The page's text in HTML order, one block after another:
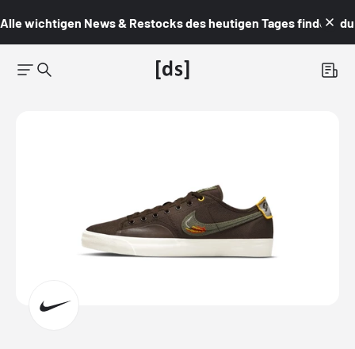
Alle wichtigen News & Restocks des heutigen Tages findest du